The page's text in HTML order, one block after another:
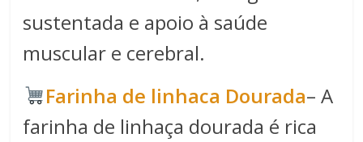
sustentada e apoio à saúde
muscular e cerebral.
Farinha de linhaca Dourada– A
farinha de linhaça dourada é rica